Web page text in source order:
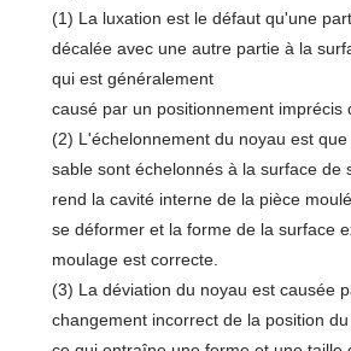
(1) La luxation est le défaut qu'une
décalée avec une autre partie à la
qui est généralement
causé par un positionnement imprécis
(2) L'échelonnement du noyau est
sable sont échelonnés à la surface de
rend la cavité interne de la pièce
se déformer et la forme de la surface
moulage est correcte.
(3) La déviation du noyau est causée
changement incorrect de la position